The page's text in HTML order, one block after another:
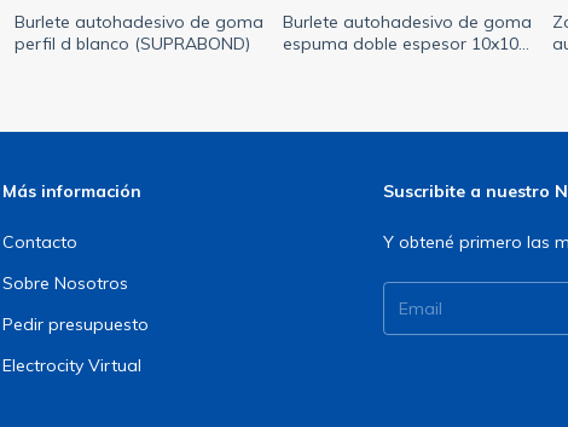
Burlete autohadesivo de goma
perfil d blanco (SUPRABOND)
Burlete autohadesivo de goma
espuma doble espesor 10x10 x
Más información
Contacto
Sobre Nosotros
Pedir presupuesto
Electrocity Virtual
Suscribite a nuestro
Y obtené primero las